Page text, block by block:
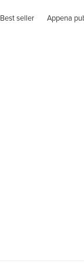
Best seller Appena